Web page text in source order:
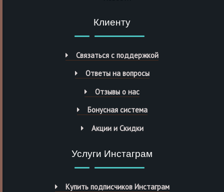
Клиенту
Связаться с поддержкой
Ответы на вопросы
Отзывы о нас
Бонусная система
Акции и Скидки
Услуги Инстаграм
Купить подписчиков Инстаграм